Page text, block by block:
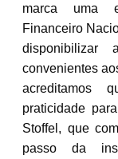
marca uma
Financeiro
disponibilizar
convenientes
acreditamos
praticidade
Stoffel, que
passo da